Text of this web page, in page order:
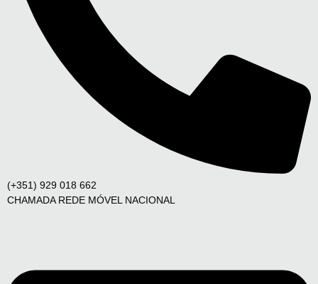
(+351) 929 018 662
CHAMADA REDE MÓVEL NACIONAL